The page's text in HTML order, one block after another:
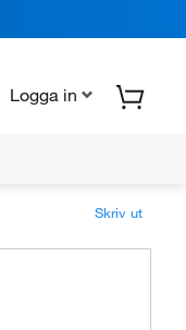
Logga in
Skriv ut